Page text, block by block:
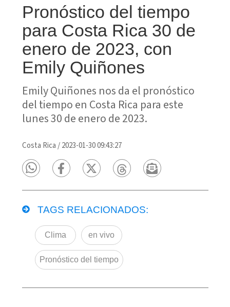
Pronóstico del tiempo
para Costa Rica 30 de
enero de 2023, con
Emily Quiñones
Emily Quiñones nos da el pronóstico
del tiempo en Costa Rica para este
lunes 30 de enero de 2023.
Costa Rica/2023-01-30 09:43:27
TAGS RELACIONADOS:
Clima en vivo
Pronóstico del tiempo